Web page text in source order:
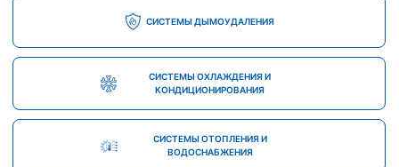
СИСТЕМЫ ДЫМОУДАЛЕНИЯ
СИСТЕМЫ ОХЛАЖДЕНИЯ И
КОНДИЦИОНИРОВАНИЯ
СИСТЕМЫ ОТОПЛЕНИЯ И
ВОДОСНАБЖЕНИЯ